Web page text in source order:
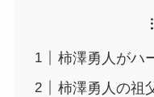
柿澤勇人がハ
柿澤勇人の祖